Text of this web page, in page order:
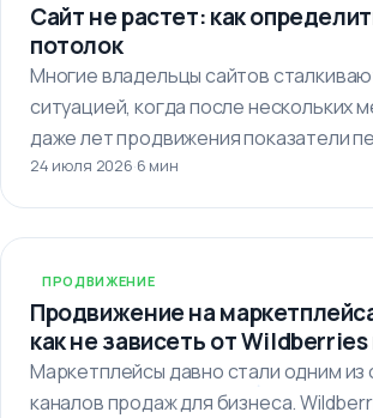
Сайт не растет: как
потолок
Многие владельцы сайтов
ситуацией, когда после нескольких
даже лет продвижения показатели
улучшаться. Кажется,…
24 июля 2026·6 мин
ПРОДВИЖЕНИЕ
Продвижение на
как не зависеть от Wildberries
Маркетплейсы давно стали одним из
каналов продаж для бизнеса.